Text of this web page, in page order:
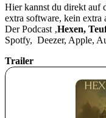
Hier kannst du direkt auf
extra software, kein extra
Der Podcast ‚Hexen,
Spotfy, Deezer, Apple,
Trailer